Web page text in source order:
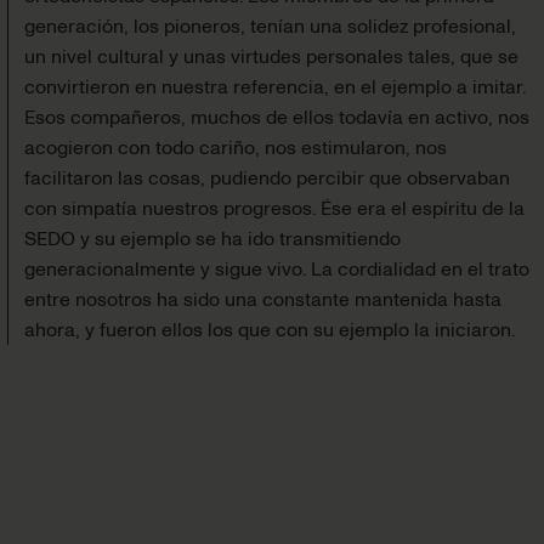
generación, los pioneros, tenían una solidez profesional,
un nivel cultural y unas virtudes personales tales, que se
convirtieron en nuestra referencia, en el ejemplo a imitar.
Esos compañeros, muchos de ellos todavía en activo, nos
acogieron con todo cariño, nos estimularon, nos
facilitaron las cosas, pudiendo percibir que observaban
con simpatía nuestros progresos. Ése era el espíritu de la
SEDO y su ejemplo se ha ido transmitiendo
generacionalmente y sigue vivo. La cordialidad en el trato
entre nosotros ha sido una constante mantenida hasta
ahora, y fueron ellos los que con su ejemplo la iniciaron.